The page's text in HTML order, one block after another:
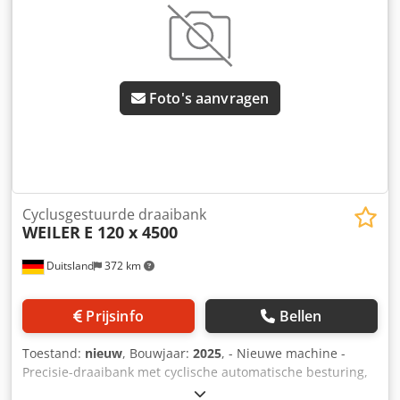
1,9 m CNC-cyclusdraaibank PARAT-gereedschaphouder
systeem SCHUNK ROTA NC 500-160 hydraulisch
krachtspanplaat Taille Spaanafvoersysteem
Foto's aanvragen
Duitsland 372 km
Cyclusgestuurde draaibank
WEILER E 120 x 4500
Prijsinfo Bellen
Toestand: nieuw, Bouwjaar: 2025, - Nieuwe machine -
Precisie-draaibank met cyclische automatische besturing,
geschikt voor klauwplaatafname en asbewerking. Merk: